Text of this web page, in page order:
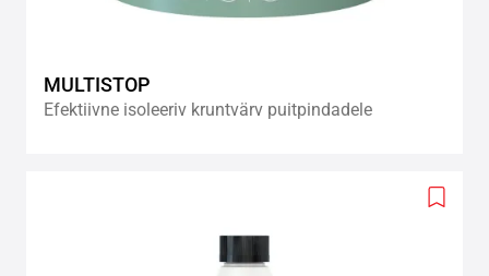
MULTISTOP
Efektiivne isoleeriv kruntvärv puitpindadele
Add